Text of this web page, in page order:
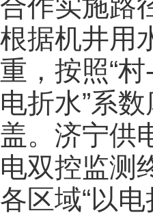
合作实施路
根据机井用
重，按照“
电折水”系
盖。济宁供
电双控监测
各区域“以